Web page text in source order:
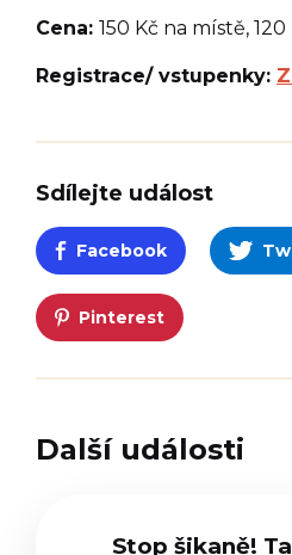
Cena: 150 Kč na místě,
Registrace/ vstupenky:
Sdílejte událost
Facebook
Pinterest
Další události
Stop šikaně!